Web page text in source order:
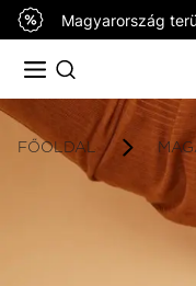
Magyarország
FŐOLDAL